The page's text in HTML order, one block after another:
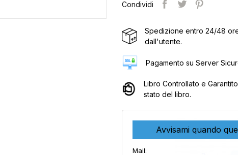
Condividi
Spedizione entro 24/48
dall'utente.
Pagamento su Server
Libro Controllato e
stato del libro.
Avvisami quando
Mail: